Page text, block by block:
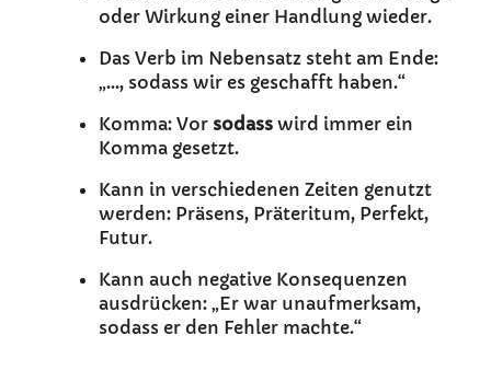
oder Wirkung einer Handlung wieder.
Das Verb im Nebensatz steht am Ende:
„..., sodass wir es geschafft haben.“
Komma: Vor sodass wird immer ein
Komma gesetzt.
Kann in verschiedenen Zeiten genutzt
werden: Präsens, Präteritum, Perfekt,
Futur.
Kann auch negative Konsequenzen
ausdrücken: „Er war unaufmerksam,
sodass er den Fehler machte.“